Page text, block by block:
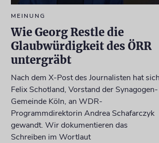
MEINUNG
Wie Georg Restle die
Glaubwürdigkeit des ÖRR
untergräbt
Nach dem X-Post des Journalisten hat sich
Felix Schotland, Vorstand der Synagogen-
Gemeinde Köln, an WDR-
Programmdirektorin Andrea Schafarczyk
gewandt. Wir dokumentieren das
Schreiben im Wortlaut